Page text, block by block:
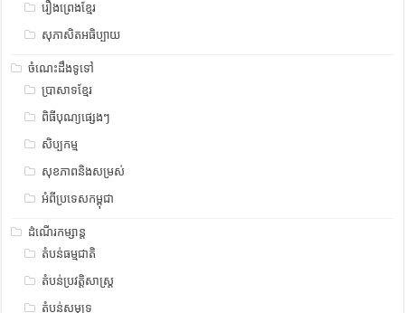
រឿងព្រេងខ្មែរ
សុភាសិតអធិប្បាយ
ចំណេះដឹងទូទៅ
ប្រាសាទខ្មែរ
ពិធីបុណ្យផ្សេងៗ
សិប្បកម្ម
សុខភាពនិងសម្រស់
អំពីប្រទេសកម្ពុជា
ដំណើរកម្សាន្ត
តំបន់ធម្មជាតិ
តំបន់ប្រវត្តិសាស្រ្ត
តំបន់សមុទ្រ